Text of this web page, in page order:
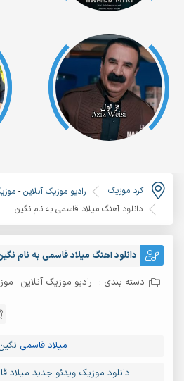
کرد موزیک رادیو موزیک آنلاین -
دانلود آهنگ میلاد قاسمی به نام نگین
دانلود آهنگ میلاد قاسمی به نام
دسته بندی : رادیو موزیک آنلاین
میلاد قاسمی
دانلود موزیک ویدئو جدید میلاد